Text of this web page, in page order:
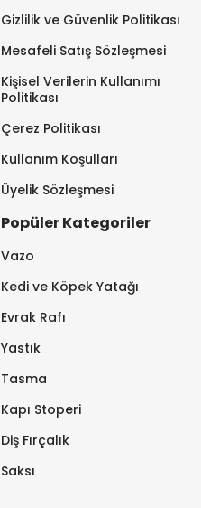
Gizlilik ve Güvenlik Politikası
Mesafeli Satış Sözleşmesi
Kişisel Verilerin Kullanımı
Politikası
Çerez Politikası
Kullanım Koşulları
Üyelik Sözleşmesi
Popüler Kategoriler
Vazo
Kedi ve Köpek Yatağı
Evrak Rafı
Yastık
Tasma
Kapı Stoperi
Diş Fırçalık
Saksı